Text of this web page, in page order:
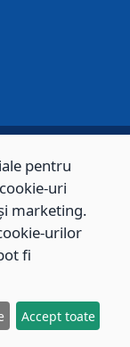
toate drepturile
pentru
uri
marketing.
urilor
fi
Accept toate